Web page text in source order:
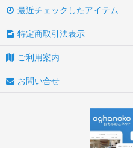
最近チェックしたアイテム
特定商取引法表示
ご利用案内
お問い合せ